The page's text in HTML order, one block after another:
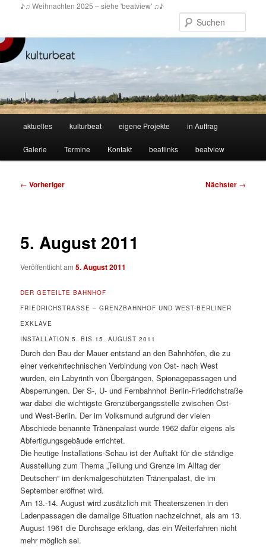
springen
♪♫ Weihnachten 2025 – siehe 'beatview' ♫♪
aktuelles kulturbeat eigene Projekte in Auftrag
Galerie Termine Kontakt beatlinks beatview
Beitragsnavigation
← Vorheriger Nächster →
5. August 2011
Veröffentlicht am5. August 2011
DER GETEILTE BAHNHOF
FRIEDRICHSTRASSE – GRENZBAHNHOF UND WEST-BERLINER
EXKLAVE
INSTALLATION 5. BIS 15. AUGUST 2011
Durch den Bau der Mauer entstand an den Bahnhöfen, die zu
einer verkehrtechnischen Verbindung von Ost- nach West
wurden, ein Labyrinth von Übergängen, Spionagepassagen und
Absperrungen. Der S-, U- und Fernbahnhof Berlin-Friedrichstraße
war dabei die wichtigste Grenzübergangsstelle zwischen Ost-
und West-Berlin. Der im Volksmund aufgrund der vielen
Abschiede benannte Tränenpalast wurde 1962 dafür eigens als
Abfertigungsgebäude errichtet.
Die heutige Installations-Schau ist der Auftakt für die ständige
Ausstellung zum Thema „Teilung und Grenze im Alltag der
Deutschen“ im denkmalgeschützten Tränenpalast, die im
September eröffnet wird.
Am 13.-14. August wird zusätzlich mit Theaterszenen in den
Ladenpassagen die damalige Situation nachzeichnet, als am 13.
August 1961 die Durchsage erklang, das ein Weiterfahren nicht
mehr möglich sei.